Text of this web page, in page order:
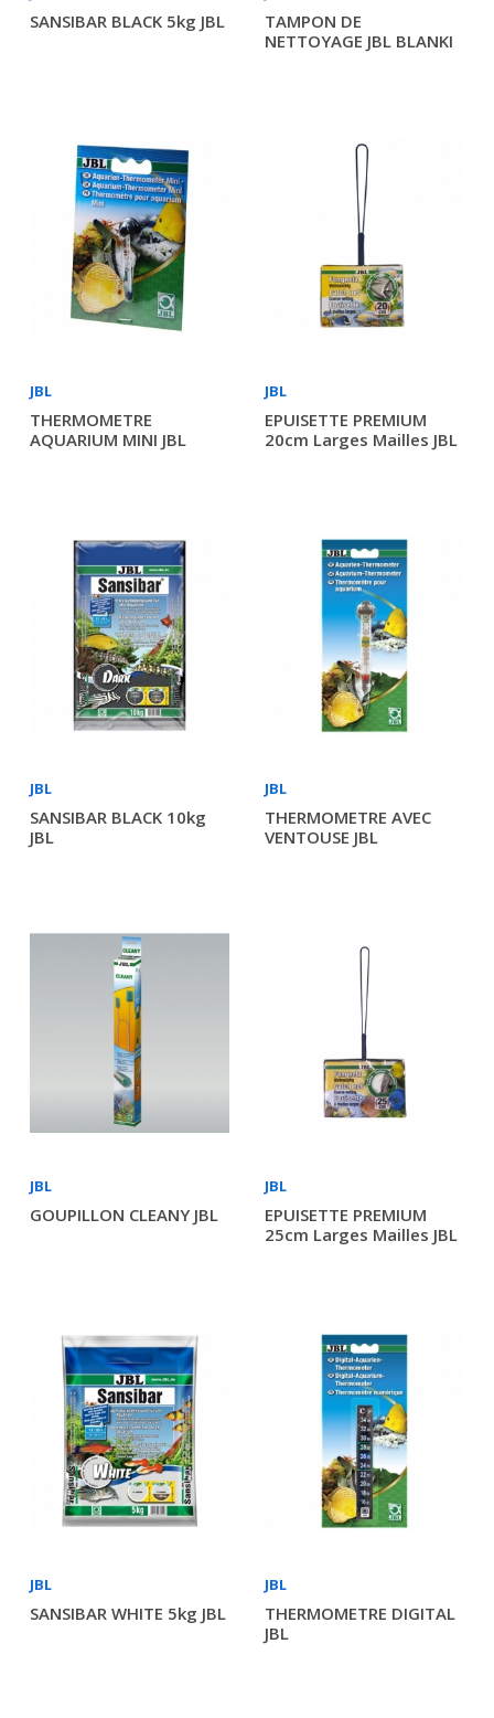
SANSIBAR BLACK 5kg JBL
TAMPON DE
NETTOYAGE JBL BLANKI
JBL
THERMOMETRE
AQUARIUM MINI JBL
JBL
EPUISETTE PREMIUM
20cm Larges Mailles JBL
JBL
SANSIBAR BLACK 10kg
JBL
JBL
THERMOMETRE AVEC
VENTOUSE JBL
JBL
GOUPILLON CLEANY JBL
JBL
EPUISETTE PREMIUM
25cm Larges Mailles JBL
JBL
SANSIBAR WHITE 5kg JBL
JBL
THERMOMETRE DIGITAL
JBL